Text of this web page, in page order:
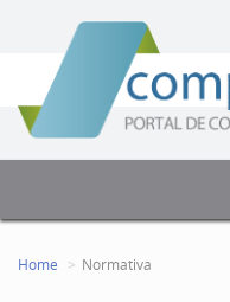
Home Normativa